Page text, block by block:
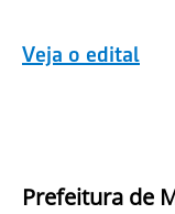
Veja o edital
Prefeitura de